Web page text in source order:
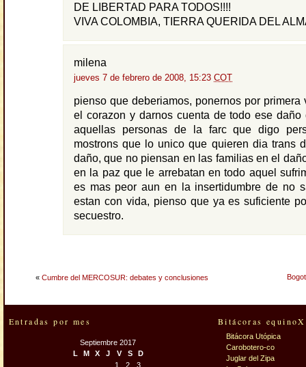
DE LIBERTAD PARA TODOS!!!!
VIVA COLOMBIA, TIERRA QUERIDA DEL
milena
jueves 7 de febrero de 2008, 15:23 COT
pienso que deberiamos, ponernos por primera
el corazon y darnos cuenta de todo ese daño
aquellas personas de la farc que digo
mostrons que lo unico que quieren dia trans
daño, que no piensan en las familias en el
en la paz que le arrebatan en todo aquel
es mas peor aun en la insertidumbre de no
estan con vida, pienso que ya es suficiente
secuestro.
« Cumbre del MERCOSUR: debates y conclusiones
Entradas por mes
Septiembre 2017
L
M X J V S D
1 2
3
Bitácoras
Bitácora Utópica
Carobotero-co
Juglar del Zipa